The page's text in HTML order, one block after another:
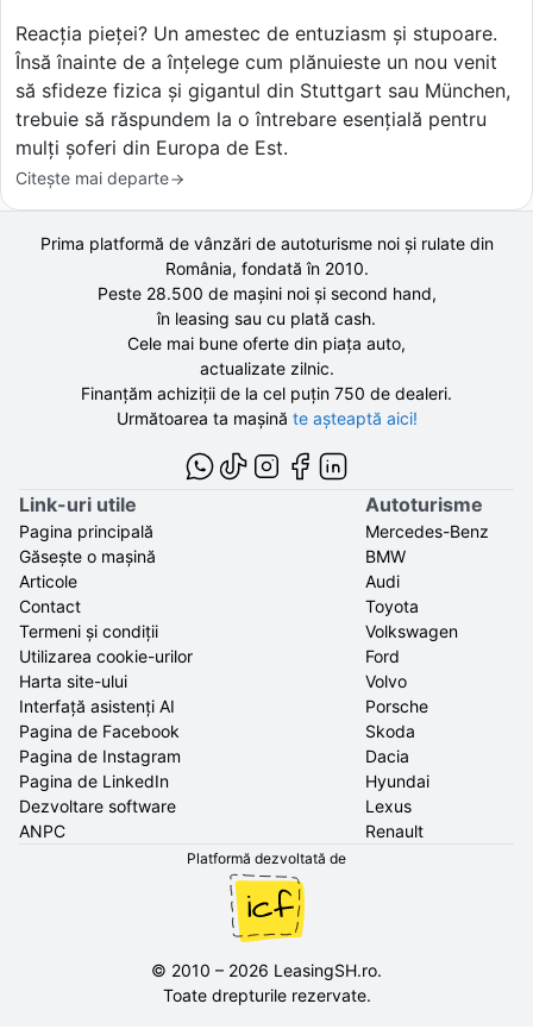
Reacția pieței? Un amestec de entuziasm și stupoare.
Însă înainte de a înțelege cum plănuieste un nou venit
să sfideze fizica și gigantul din Stuttgart sau München,
trebuie să răspundem la o întrebare esențială pentru
mulți șoferi din Europa de Est.
Citește mai departe
Prima platformă de vânzări de autoturisme noi și rulate din
România, fondată în 2010.
Peste 28.500 demașini noi și second hand,
în leasing sau cu plată cash.
Cele mai bune oferte din piața auto,
actualizate zilnic.
Finanțăm achiziții de la cel puțin 750 de dealeri.
Următoarea ta mașină te așteaptă aici!
Link-uri utile
Pagina principală
Găsește o mașină
Articole
Contact
Termeni și condiții
Utilizarea cookie-urilor
Harta site-ului
Interfață asistenți AI
Pagina de Facebook
Pagina de Instagram
Pagina de LinkedIn
Dezvoltare software
ANPC
Autoturisme
Mercedes-Benz
BMW
Audi
Toyota
Volkswagen
Ford
Volvo
Porsche
Skoda
Dacia
Hyundai
Lexus
Renault
Platformă dezvoltată de
© 2010 – 2026 LeasingSH.ro.
Toate drepturile rezervate.